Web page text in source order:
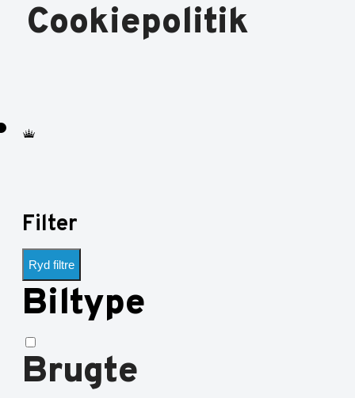
Cookiepolitik
Filter
Ryd filtre
Biltype
Brugte